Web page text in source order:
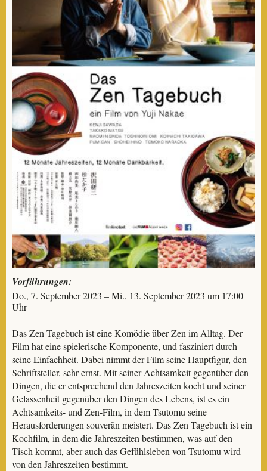
Vorführungen:
Do., 7. September 2023 – Mi., 13. September 2023 um 17:00
Uhr
Das Zen Tagebuch ist eine Komödie über Zen im Alltag. Der
Film hat eine spielerische Komponente, und fasziniert durch
seine Einfachheit. Dabei nimmt der Film seine Hauptfigur, den
Schriftsteller, sehr ernst. Mit seiner Achtsamkeit gegenüber den
Dingen, die er entsprechend den Jahreszeiten kocht und seiner
Gelassenheit gegenüber den Dingen des Lebens, ist es ein
Achtsamkeits- und Zen-Film, in dem Tsutomu seine
Herausforderungen souverän meistert. Das Zen Tagebuch ist ein
Kochfilm, in dem die Jahreszeiten bestimmen, was auf den
Tisch kommt, aber auch das Gefühlsleben von Tsutomu wird
von den Jahreszeiten bestimmt.